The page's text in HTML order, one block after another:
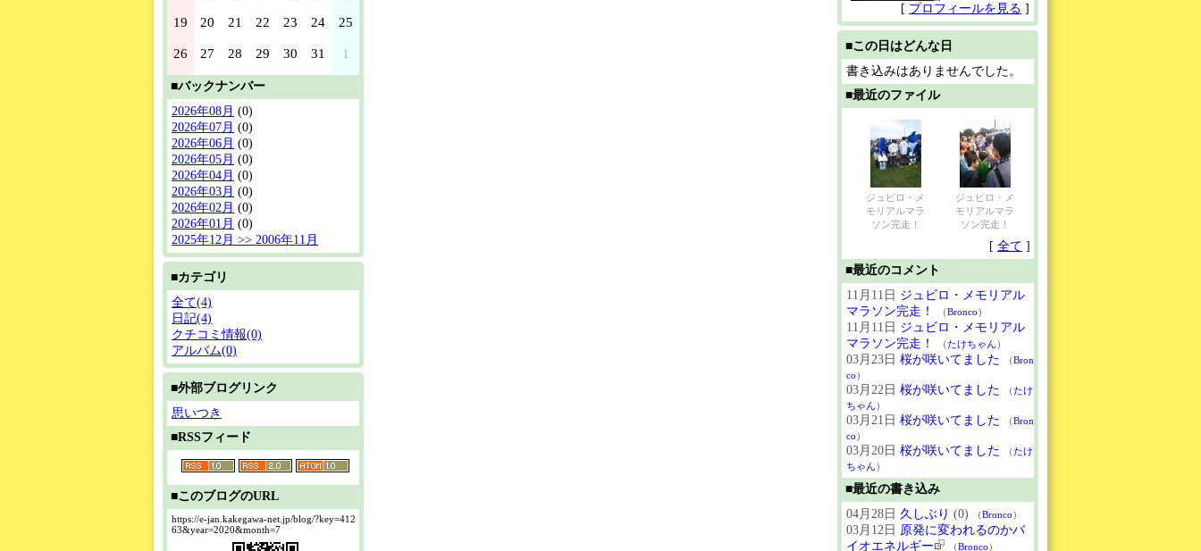
19 20 21 22 23 24 25
26 27 28 29 30 31 1
■バックナンバー
2026年08月 (0)
2026年07月 (0)
2026年06月 (0)
2026年05月 (0)
2026年04月 (0)
2026年03月 (0)
2026年02月 (0)
2026年01月 (0)
2025年12月 >> 2006年11月
■カテゴリ
全て(4)
日記(4)
クチコミ情報(0)
アルバム(0)
■外部ブログリンク
思いつき
■RSSフィード
■このブログのURL
https://e-jan.kakegawa-net.jp/blog/?key=412
63&year=2020&month=7
[ プロフィールを見る ]
■この日はどんな日
書き込みはありませんでした。
■最近のファイル
ジュビロ・メ
モリアルマラ
ソン完走！
ジュビロ・メ
モリアルマラ
ソン完走！
[ 全て ]
■最近のコメント
11月11日 ジュビロ・メモリアル
マラソン完走！
（Bronco ）
11月11日 ジュビロ・メモリアル
マラソン完走！
（たけちゃん ）
03月23日 桜が咲いてました （Bron
co ）
03月22日 桜が咲いてました （たけ
ちゃん ）
03月21日 桜が咲いてました （Bron
co ）
03月20日 桜が咲いてました （たけ
ちゃん ）
■最近の書き込み
04月28日 久しぶり (0) （Bronco ）
03月12日 原発に変われるのかバ
イオエネルギー
（Bronco ）